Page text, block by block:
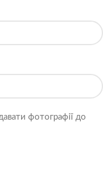
фотографії до